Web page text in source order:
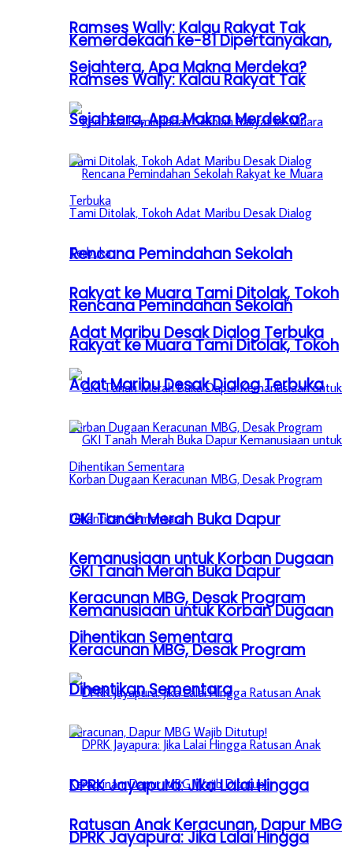
Ramses Wally: Kalau Rakyat Tak
Sejahtera, Apa Makna Merdeka?
Rencana Pemindahan Sekolah
Rakyat ke Muara Tami Ditolak, Tokoh
Adat Maribu Desak Dialog Terbuka
GKI Tanah Merah Buka Dapur
Kemanusiaan untuk Korban Dugaan
Keracunan MBG, Desak Program
Dihentikan Sementara
DPRK Jayapura: Jika Lalai Hingga
Ratusan Anak Keracunan, Dapur MBG
Kemerdekaan ke-81 Dipertanyakan,
Ramses Wally: Kalau Rakyat Tak
Sejahtera, Apa Makna Merdeka?
Rencana Pemindahan Sekolah
Rakyat ke Muara Tami Ditolak, Tokoh
Adat Maribu Desak Dialog Terbuka
GKI Tanah Merah Buka Dapur
Kemanusiaan untuk Korban Dugaan
Keracunan MBG, Desak Program
Dihentikan Sementara
DPRK Jayapura: Jika Lalai Hingga